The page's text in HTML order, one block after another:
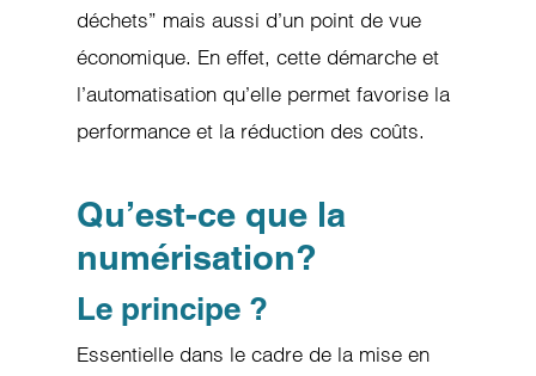
déchets” mais aussi d’un point de vue
économique. En effet, cette démarche et
l’automatisation qu’elle permet favorise la
performance et la réduction des coûts.
Qu’est-ce que la
numérisation?
Le principe ?
Essentielle dans le cadre de la mise en